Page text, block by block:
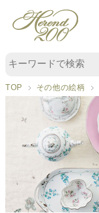
TOP その他の絵柄
ニ
・
グ
チ